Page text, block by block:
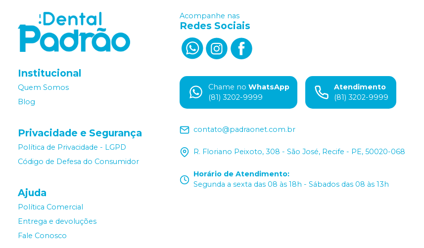
Institucional
Quem Somos
Blog
Privacidade e Segurança
Política de Privacidade - LGPD
Código de Defesa do Consumidor
Ajuda
Política Comercial
Entrega e devoluções
Fale Conosco
Acompanhe nas
Redes Sociais
Chame no WhatsApp
(81) 3202-9999
Atendimento
(81) 3202-9999
contato@padraonet.com.br
R. Floriano Peixoto, 308 - São José, Recife - PE, 50020-068
Horário de Atendimento:
Segunda a sexta das 08 às 18h - Sábados das 08 às 13h